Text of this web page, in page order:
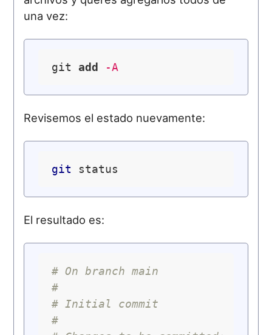
una vez:
git add -A
Revisemos el estado nuevamente:
git
El resultado es:
# On branch main
#
# Initial commit
#